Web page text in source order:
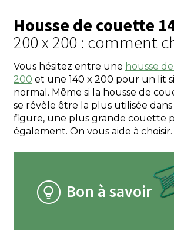
Housse de couette
200 x 200 : comment
Vous hésitez entre une housse
200 et une 140 x 200 pour un lit
normal. Même si la housse de
se révèle être la plus utilisée dans
figure, une plus grande couette
également. On vous aide à choisir.
Bon à savoir